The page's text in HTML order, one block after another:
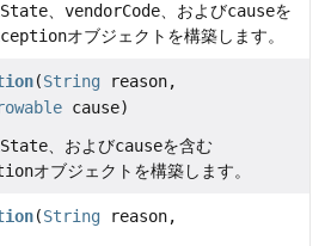
、 vendorCode、およびcauseを
オブジェクトを構築します。
(String reason,
cause)
、およびcauseを含む
オブジェクトを構築します。
(String reason,